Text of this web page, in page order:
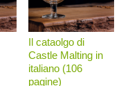
Il cataolgo di
Castle Malting in
italiano (106
pagine)